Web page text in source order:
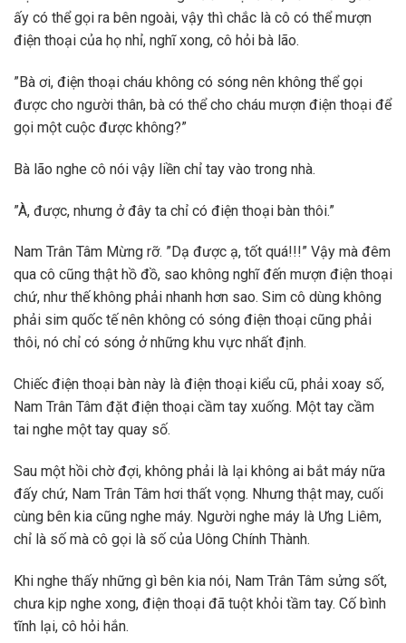
ấy có thể gọi ra bên ngoài, vậy thì chắc là cô có thể mượn
điện thoại của họ nhỉ, nghĩ xong, cô hỏi bà lão.
”Bà ơi, điện thoại cháu không có sóng nên không thể gọi
được cho người thân, bà có thể cho cháu mượn điện thoại để
gọi một cuộc được không?”
Bà lão nghe cô nói vậy liền chỉ tay vào trong nhà.
”À, được, nhưng ở đây ta chỉ có điện thoại bàn thôi.”
Nam Trân Tâm Mừng rỡ. ”Dạ được ạ, tốt quá!!!” Vậy mà đêm
qua cô cũng thật hồ đồ, sao không nghĩ đến mượn điện thoại
chứ, như thế không phải nhanh hơn sao. Sim cô dùng không
phải sim quốc tế nên không có sóng điện thoại cũng phải
thôi, nó chỉ có sóng ở những khu vực nhất định.
Chiếc điện thoại bàn này là điện thoại kiểu cũ, phải xoay số,
Nam Trân Tâm đặt điện thoại cầm tay xuống. Một tay cầm
tai nghe một tay quay số.
Sau một hồi chờ đợi, không phải là lại không ai bắt máy nữa
đấy chứ, Nam Trân Tâm hơi thất vọng. Nhưng thật may, cuối
cùng bên kia cũng nghe máy. Người nghe máy là Ưng Liêm,
chỉ là số mà cô gọi là số của Uông Chính Thành.
Khi nghe thấy những gì bên kia nói, Nam Trân Tâm sửng sốt,
chưa kịp nghe xong, điện thoại đã tuột khỏi tầm tay. Cố bình
tĩnh lại, cô hỏi hắn.